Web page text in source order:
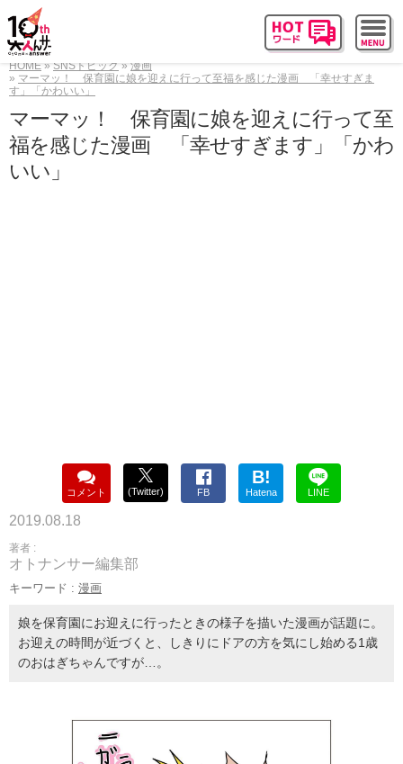
HOME SNSトピック
漫画
マーマッ！ 保育園に娘を迎えに行って至福を感じた漫画 「幸せすぎま
す」「かわいい」
マーマッ！ 保育園に娘を迎えに行って至
福を感じた漫画 「幸せすぎます」「かわ
いい」
コメント (Twitter) FB
B!
Hatena LINE
2019.08.18
著者 :
オトナンサー編集部
キーワード : 漫画
娘を保育園にお迎えに行ったときの様子を描いた漫画が話題に。
お迎えの時間が近づくと、しきりにドアの方を気にし始める1歳
のおはぎちゃんですが…。